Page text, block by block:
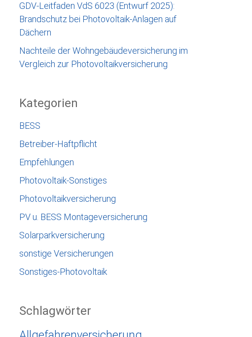
GDV-Leitfaden VdS 6023 (Entwurf 2025):
Brandschutz bei Photovoltaik-Anlagen auf
Dächern
Nachteile der Wohngebäudeversicherung im
Vergleich zur Photovoltaikversicherung
Kategorien
BESS
Betreiber-Haftpflicht
Empfehlungen
Photovoltaik-Sonstiges
Photovoltaikversicherung
PV u. BESS Montageversicherung
Solarparkversicherung
sonstige Versicherungen
Sonstiges-Photovoltaik
Schlagwörter